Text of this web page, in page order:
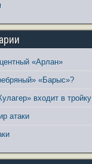
«Арлан»
«Барыс»?
входит в тройку
атаки